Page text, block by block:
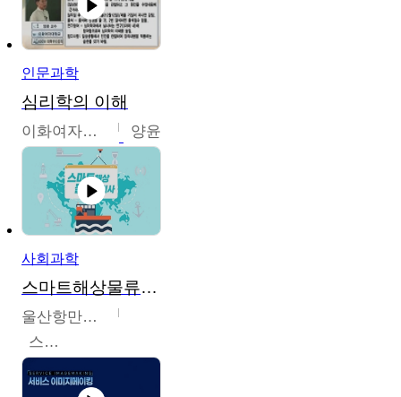
인문과학
심리학의 이해
이화여자대학교 양윤
사회과학
스마트해상물류관리사 교육과정2
울산항만공사
스마트해상물류관리사 교육위원회